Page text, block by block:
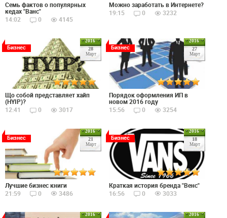
Семь фактов о популярных
кедах "Ванс"
14:02
0 4145
Можно заработать в Интернете?
19:15
0 3232
2016
28
Март
Бизнес
Що собой представляет хайп
(HYIP)?
12:41
0 3017
2016
27
Март
Бизнес
Порядок оформления ИП в
новом 2016 году
15:56
0 3254
2016
21
Март
Бизнес
Лучшие бизнес книги
21:59
0 3486
2016
18
Март
Бизнес
Краткая история бренда "Венс"
16:56
0 3033
2016 2016